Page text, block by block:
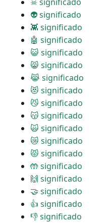
👽 significado
👾 significado
🤖 significado
😺 significado
😸 significado
😹 significado
😻 significado
😼 significado
😽 significado
🙀 significado
😿 significado
😾 significado
🤲 significado
🙌 significado
🤝 significado
👍 significado
👎 significado